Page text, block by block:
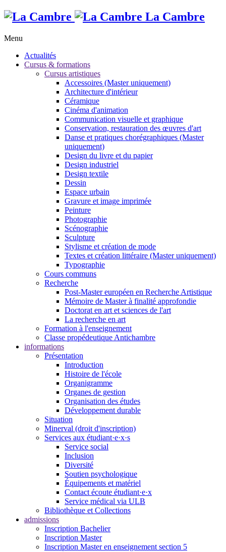
La Cambre
Menu
Actualités
Cursus & formations
Cursus artistiques
Accessoires (Master uniquement)
Architecture d'intérieur
Céramique
Cinéma d'animation
Communication visuelle et graphique
Conservation, restauration des œuvres d'art
Danse et pratiques chorégraphiques (Master
uniquement)
Design du livre et du papier
Design industriel
Design textile
Dessin
Espace urbain
Gravure et image imprimée
Peinture
Photographie
Scénographie
Sculpture
Stylisme et création de mode
Textes et création littéraire (Master uniquement)
Typographie
Cours communs
Recherche
Post-Master européen en Recherche Artistique
Mémoire de Master à finalité approfondie
Doctorat en art et sciences de l'art
La recherche en art
Formation à l'enseignement
Classe propédeutique Antichambre
informations
Présentation
Introduction
Histoire de l'école
Organigramme
Organes de gestion
Organisation des études
Développement durable
Situation
Minerval (droit d'inscription)
Services aux étudiant·e·x·s
Service social
Inclusion
Diversité
Soutien psychologique
Équipements et matériel
Contact écoute étudiant·e·x
Service médical via ULB
Bibliothèque et Collections
admissions
Inscription Bachelier
Inscription Master
Inscription Master en enseignement section 5